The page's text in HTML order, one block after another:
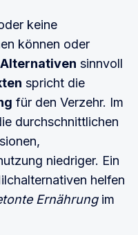
Herzen liegen?
gelernt, das
möchten?
die Ihre/n …
Eltern,
können, würden Sie
die Sie Ihrer
um sie für die
noch
keine
können oder
sinnvoll
spricht die
für den Verzehr. Im
durchschnittlichen
niedriger. Ein
helfen
Ernährungim